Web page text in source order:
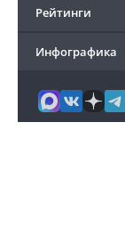
Рейтинги
Инфографика